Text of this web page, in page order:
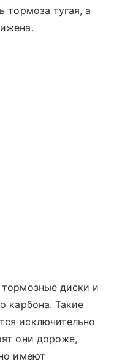
тормоза тугая, а
диски и
карбона. Такие
исключительно
они дороже,
имеют